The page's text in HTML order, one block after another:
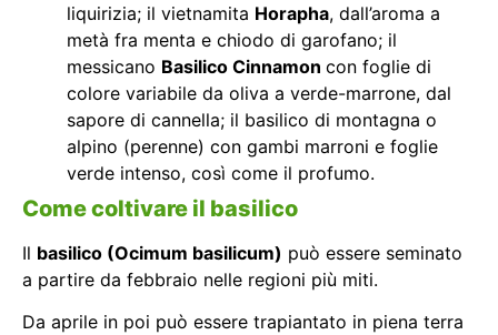
liquirizia; il vietnamita Horapha, dall’aroma a
metà fra menta e chiodo di garofano; il
messicano Basilico Cinnamon con foglie di
colore variabile da oliva a verde-marrone, dal
sapore di cannella; il basilico di montagna o
alpino (perenne) con gambi marroni e foglie
verde intenso, così come il profumo.
Come coltivare il basilico
Il basilico (Ocimum basilicum) può essere seminato
a partire da febbraio nelle regioni più miti.
Da aprile in poi può essere trapiantato in piena terra